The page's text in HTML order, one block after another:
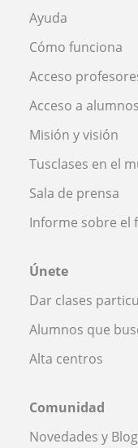
Ayuda
Cómo funciona
Acceso
Acceso a alumnos
Misión y visión
Tusclases en el
Sala de prensa
Informe sobre el
Únete
Dar clases
Alumnos que
Alta centros
Comunidad
Novedades y Blog